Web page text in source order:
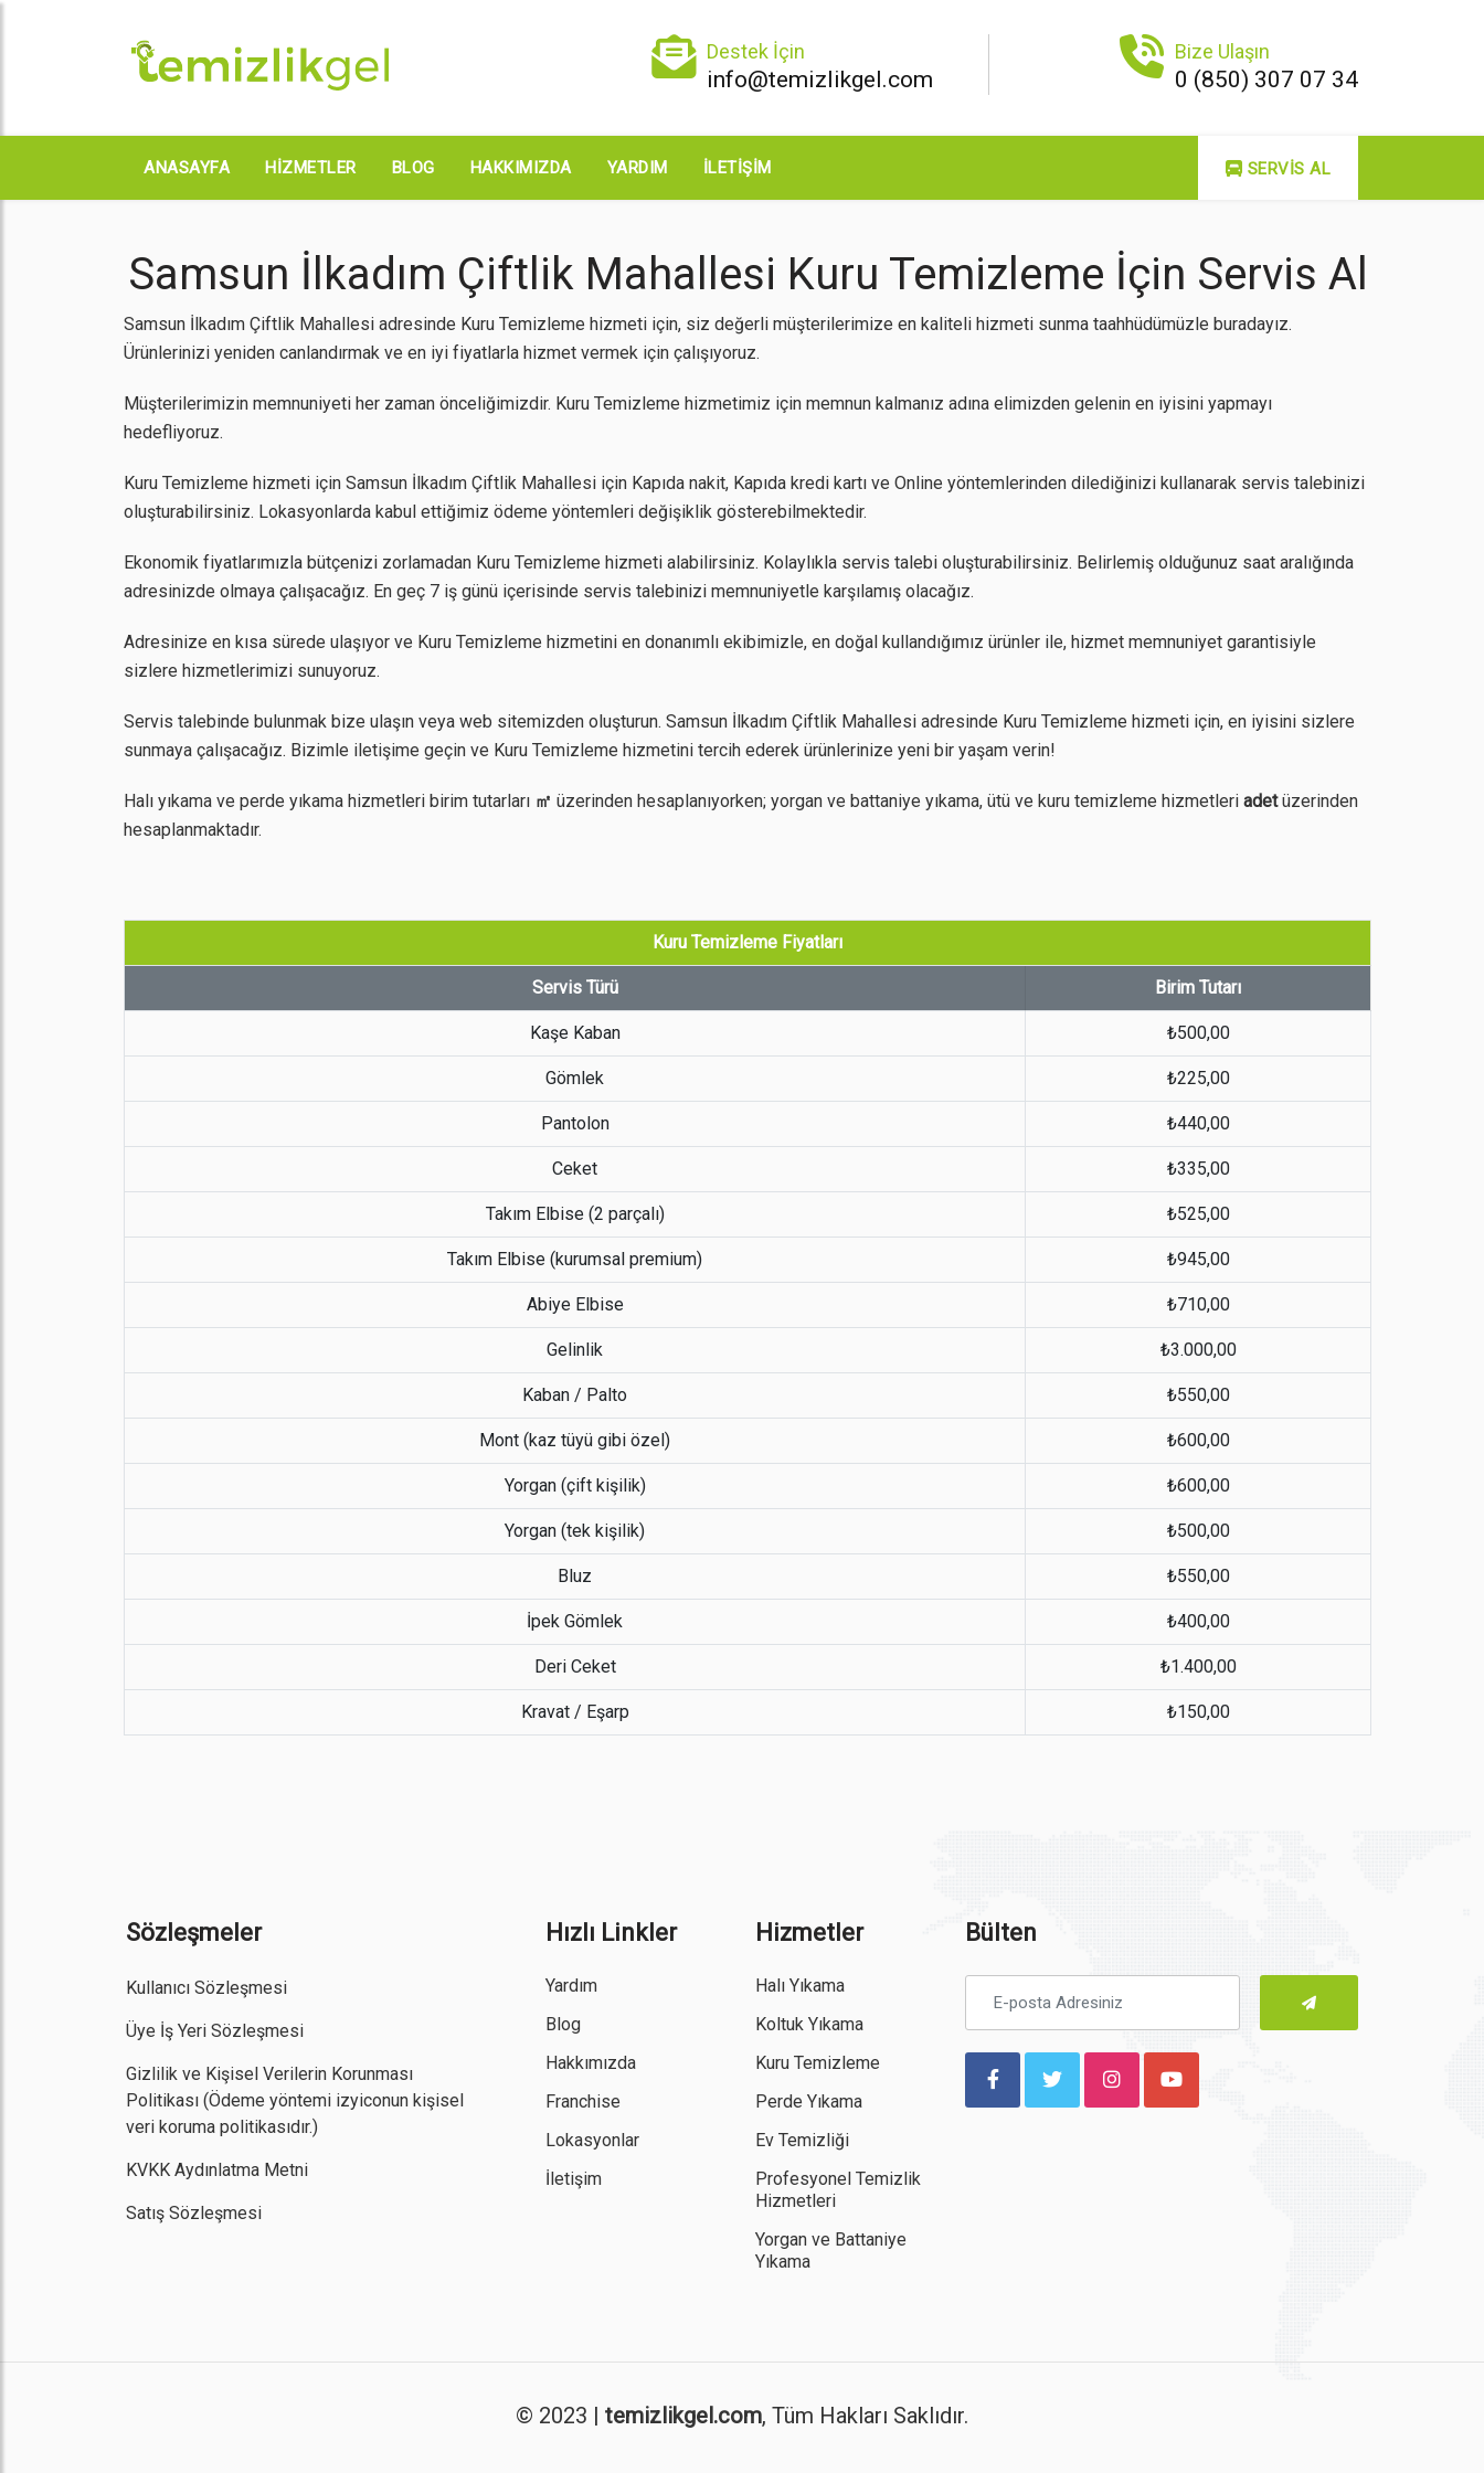
Destek İçin
info@temizlikgel.com
Bize Ulaşın
0 (850) 307 07 34
ANASAYFA HIZMETLER BLOG HAKKIMIZDA YARDIM İLETIŞIM SERVIS AL
Samsun İlkadım Çiftlik Mahallesi Kuru Temizleme İçin Servis Al
Samsun İlkadım Çiftlik Mahallesi adresinde Kuru Temizleme hizmeti için, siz değerli müşterilerimize en kaliteli hizmeti sunma taahhüdümüzle buradayız.
Ürünlerinizi yeniden canlandırmak ve en iyi fiyatlarla hizmet vermek için çalışıyoruz.
Müşterilerimizin memnuniyeti her zaman önceliğimizdir. Kuru Temizleme hizmetimiz için memnun kalmanız adına elimizden gelenin en iyisini yapmayı
hedefliyoruz.
Kuru Temizleme hizmeti için Samsun İlkadım Çiftlik Mahallesi için Kapıda nakit, Kapıda kredi kartı ve Online yöntemlerinden dilediğinizi kullanarak servis talebinizi
oluşturabilirsiniz. Lokasyonlarda kabul ettiğimiz ödeme yöntemleri değişiklik gösterebilmektedir.
Ekonomik fiyatlarımızla bütçenizi zorlamadan Kuru Temizleme hizmeti alabilirsiniz. Kolaylıkla servis talebi oluşturabilirsiniz. Belirlemiş olduğunuz saat aralığında
adresinizde olmaya çalışacağız. En geç 7 iş günü içerisinde servis talebinizi memnuniyetle karşılamış olacağız.
Adresinize en kısa sürede ulaşıyor ve Kuru Temizleme hizmetini en donanımlı ekibimizle, en doğal kullandığımız ürünler ile, hizmet memnuniyet garantisiyle
sizlere hizmetlerimizi sunuyoruz.
Servis talebinde bulunmak bize ulaşın veya web sitemizden oluşturun. Samsun İlkadım Çiftlik Mahallesi adresinde Kuru Temizleme hizmeti için, en iyisini sizlere
sunmaya çalışacağız. Bizimle iletişime geçin ve Kuru Temizleme hizmetini tercih ederek ürünlerinize yeni bir yaşam verin!
Halı yıkama ve perde yıkama hizmetleri birim tutarları ㎡ üzerinden hesaplanıyorken; yorgan ve battaniye yıkama, ütü ve kuru temizleme hizmetleri adetüzerinden
hesaplanmaktadır.
Kuru Temizleme Fiyatları
Servis Türü Birim Tutarı
Kaşe Kaban ₺500,00
Gömlek ₺225,00
Pantolon ₺440,00
Ceket ₺335,00
Takım Elbise (2 parçalı) ₺525,00
Takım Elbise (kurumsal premium) ₺945,00
Abiye Elbise ₺710,00
Gelinlik ₺3.000,00
Kaban / Palto ₺550,00
Mont (kaz tüyü gibi özel) ₺600,00
Yorgan (çift kişilik) ₺600,00
Yorgan (tek kişilik) ₺500,00
Bluz ₺550,00
İpek Gömlek ₺400,00
Deri Ceket ₺1.400,00
Kravat / Eşarp ₺150,00
Sözleşmeler
Kullanıcı Sözleşmesi
Üye İş Yeri Sözleşmesi
Gizlilik ve Kişisel Verilerin Korunması
Politikası (Ödeme yöntemi izyiconun kişisel
veri koruma politikasıdır.)
KVKK Aydınlatma Metni
Satış Sözleşmesi
Hızlı Linkler
Yardım
Blog
Hakkımızda
Franchise
Lokasyonlar
İletişim
Hizmetler
Halı Yıkama
Koltuk Yıkama
Kuru Temizleme
Perde Yıkama
Ev Temizliği
Profesyonel Temizlik
Hizmetleri
Yorgan ve Battaniye
Yıkama
Bülten
© 2023 | temizlikgel.com, Tüm Hakları Saklıdır.